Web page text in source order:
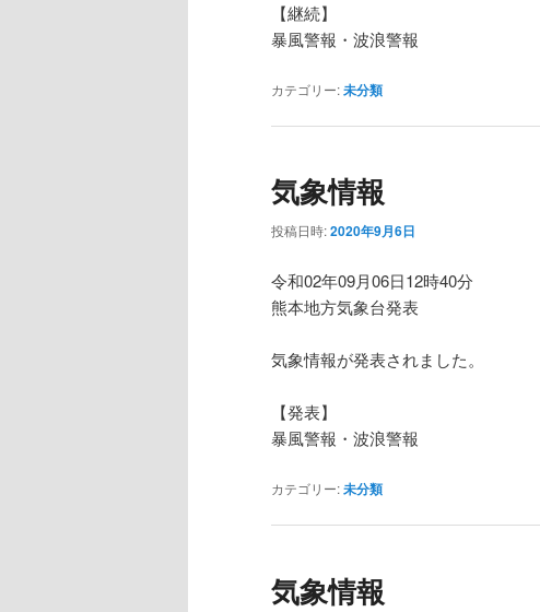
【継続】
暴風警報・波浪警報
カテゴリー:未分類
気象情報
投稿日時:2020年9月6日
令和02年09月06日12時40分
熊本地方気象台発表
気象情報が発表されました。
【発表】
暴風警報・波浪警報
カテゴリー:未分類
気象情報